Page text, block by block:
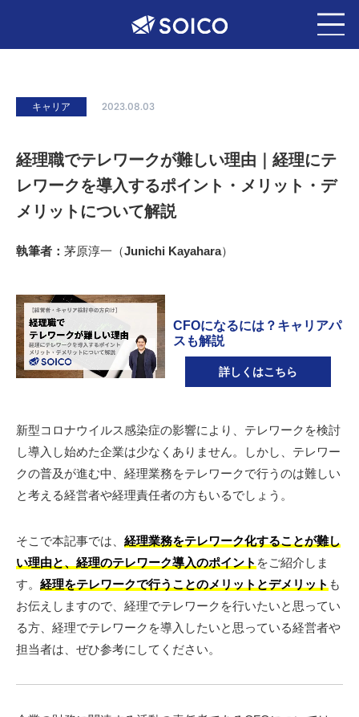
キャリア 2023.08.03
経理職でテレワークが難しい理由｜経理にテ
レワークを導入するポイント・メリット・デ
メリットについて解説
執筆者： 茅原淳一（Junichi Kayahara）
CFOになるには？キャリアパ
スも解説
詳しくはこちら
新型コロナウイルス感染症の影響により、テレワークを検討
し導入し始めた企業は少なくありません。しかし、テレワー
クの普及が進む中、経理業務をテレワークで行うのは難しい
と考える経営者や経理責任者の方もいるでしょう。
そこで本記事では、 経理業務をテレワーク化することが難し
い理由と、経理のテレワーク導入のポイント をご紹介しま
す。 経理をテレワークで行うことのメリットとデメリット も
お伝えしますので、経理でテレワークを行いたいと思ってい
る方、経理でテレワークを導入したいと思っている経営者や
担当者は、ぜひ参考にしてください。